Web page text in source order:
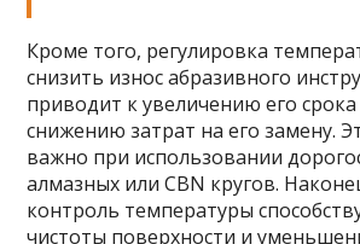
Кроме того, регулировка
снизить износ абразивного
приводит к увеличению его
снижению затрат на его замену.
важно при использовании
алмазных или CBN кругов.
контроль температуры
чистоты поверхности и